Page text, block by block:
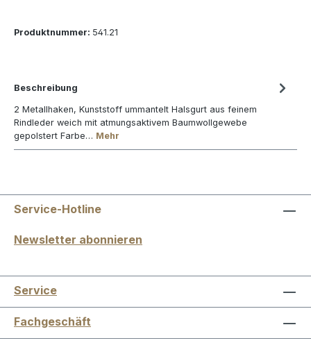
Produktnummer: 541.21
Beschreibung
2 Metallhaken, Kunststoff ummantelt Halsgurt aus feinem
Rindleder weich mit atmungsaktivem Baumwollgewebe
gepolstert Farbe… Mehr
Service-Hotline
Newsletter abonnieren
Service
Fachgeschäft